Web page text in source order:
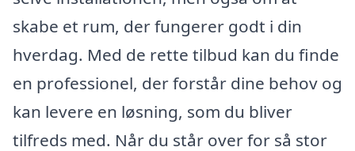
skabe et rum, der fungerer godt i din
hverdag. Med de rette tilbud kan du finde
en professionel, der forstår dine behov og
kan levere en løsning, som du bliver
tilfreds med. Når du står over for så stor